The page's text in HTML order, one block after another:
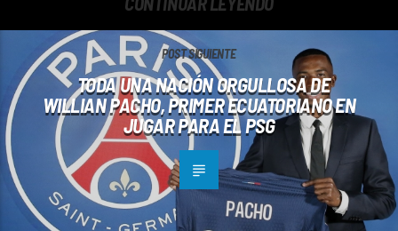
POST SIGUIENTE
TODA UNA NACIÓN ORGULLOSA DE
WILLIAN PACHO, PRIMER ECUATORIANO EN
JUGAR PARA EL PSG